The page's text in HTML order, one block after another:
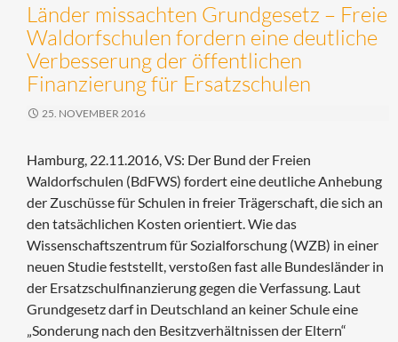
Länder missachten Grundgesetz – Freie
Waldorfschulen fordern eine deutliche
Verbesserung der öffentlichen
Finanzierung für Ersatzschulen
25. NOVEMBER 2016
Hamburg, 22.11.2016, VS: Der Bund der Freien
Waldorfschulen (BdFWS) fordert eine deutliche Anhebung
der Zuschüsse für Schulen in freier Trägerschaft, die sich an
den tatsächlichen Kosten orientiert. Wie das
Wissenschaftszentrum für Sozialforschung (WZB) in einer
neuen Studie feststellt, verstoßen fast alle Bundesländer in
der Ersatzschulfinanzierung gegen die Verfassung. Laut
Grundgesetz darf in Deutschland an keiner Schule eine
„Sonderung nach den Besitzverhältnissen der Eltern“